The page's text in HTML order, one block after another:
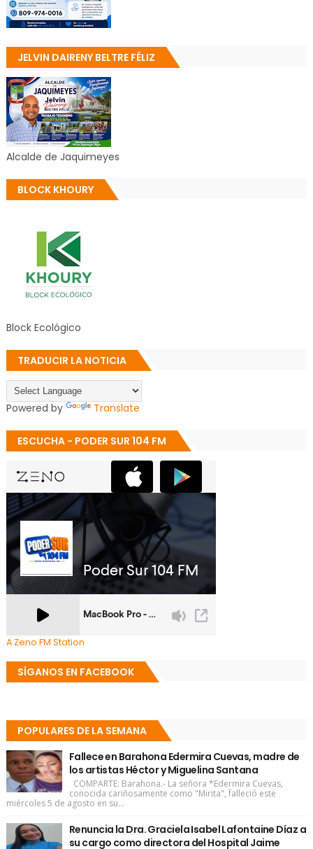
JELVIN DAIRENY BELTRE FÉLIZ
Alcalde de Jaquimeyes
BLOCK KHOURY
Block Ecológico
TRADUCIR LA NOTICIA
Powered by Translate
ESCUCHA - PODER SUR 104 FM
A Zeno.FM Station
SÍGANOS EN FACEBOOK
POPULARES DE LA SEMANA
Fallece en Barahona Edermira Cuevas, madre de
los artistas Héctor y Miguelina Santana
COMPARTE: Barahona.- La señora *Edermira Cuevas,
conocida cariñosamente como "Mirita", falleció este
miércoles 5 de agosto en su...
Renuncia la Dra. Graciela Isabel Lafontaine Díaz a
su cargo como directora del Hospital Jaime